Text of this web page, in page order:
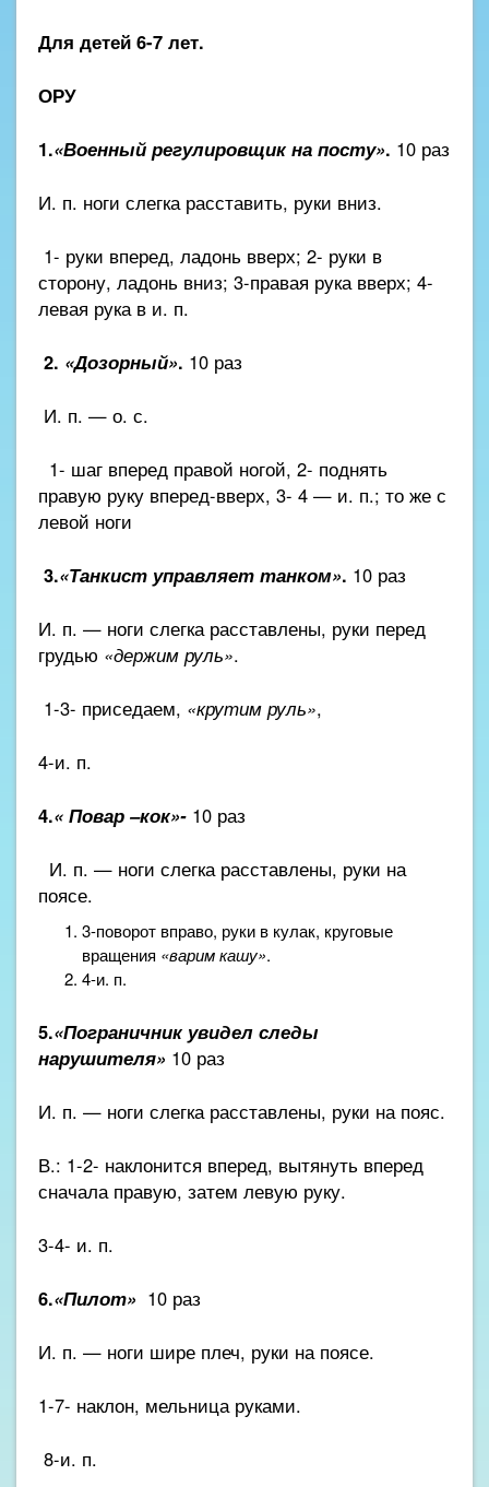
Для детей 6-7 лет.
ОРУ
1.«Военный регулировщик на посту». 10 раз
И. п. ноги слегка расставить, руки вниз.
1- руки вперед, ладонь вверх; 2- руки в
сторону, ладонь вниз; 3-правая рука вверх; 4-
левая рука в и. п.
2. «Дозорный». 10 раз
И. п. — о. с.
1- шаг вперед правой ногой, 2- поднять
правую руку вперед-вверх, 3- 4 — и. п.; то же с
левой ноги
3.«Танкист управляет танком». 10 раз
И. п. — ноги слегка расставлены, руки перед
грудью «держим руль».
1-3- приседаем, «крутим руль»,
4-и. п.
4.« Повар –кок»- 10 раз
И. п. — ноги слегка расставлены, руки на
поясе.
3-поворот вправо, руки в кулак, круговые
вращения «варим кашу».
4-и. п.
5.«Пограничник увидел следы
нарушителя» 10 раз
И. п. — ноги слегка расставлены, руки на пояс.
В.: 1-2- наклонится вперед, вытянуть вперед
сначала правую, затем левую руку.
3-4- и. п.
6.«Пилот» 10 раз
И. п. — ноги шире плеч, руки на поясе.
1-7- наклон, мельница руками.
8-и. п.